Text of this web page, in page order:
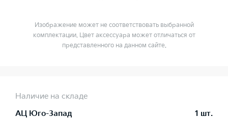
Изображение может не соответствовать выбранной
комплектации. Цвет аксессуара может отличаться от
представленного на данном сайте.
Наличие на складе
АЦ Юго-Запад
1 шт.